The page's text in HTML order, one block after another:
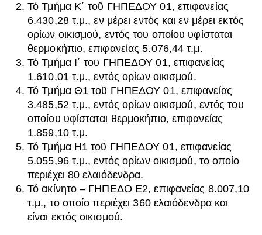
Τό Τμήμα Κ΄ τοῦ ΓΗΠΕΔΟΥ 01, επιφανείας
6.430,28 τ.μ., εν μέρει εντός και εν μέρει εκτός
ορίων οικισμού, εντός του οποίου υφίσταται
θερμοκήπιο, επιφανείας 5.076,44 τ.μ.
Τό Τμήμα Ι΄ του ΓΗΠΕΔΟΥ 01, επιφανείας
1.610,01 τ.μ., εντός ορίων οικισμού.
Τό Τμήμα Θ1 τοῦ ΓΗΠΕΔΟΥ 01, επιφανείας
3.485,52 τ.μ., εντός ορίων οικισμού, εντός του
οποίου υφίσταται θερμοκήπιο, επιφανείας
1.859,10 τ.μ.
Τό Τμήμα Η1 τοῦ ΓΗΠΕΔΟΥ 01, επιφανείας
5.055,96 τ.μ., εντός ορίων οικισμού, το οποίο
περιέχει 80 ελαιόδενδρα.
Τό ακίνητο – ΓΗΠΕΔΟ Ε2, επιφανείας 8.007,10
τ.μ., το οποίο περιέχει 360 ελαιόδενδρα και
είναι εκτός οικισμού.